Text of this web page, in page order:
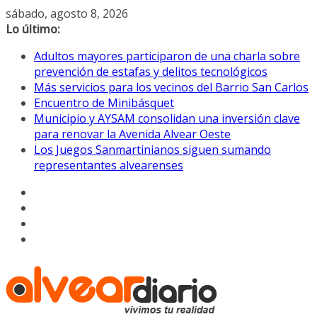
Saltar
al
sábado, agosto 8, 2026
Lo último:
Adultos mayores participaron de una charla sobre
prevención de estafas y delitos tecnológicos
Más servicios para los vecinos del Barrio San Carlos
Encuentro de Minibásquet
Municipio y AYSAM consolidan una inversión clave
para renovar la Avenida Alvear Oeste
Los Juegos Sanmartinianos siguen sumando
representantes alvearenses